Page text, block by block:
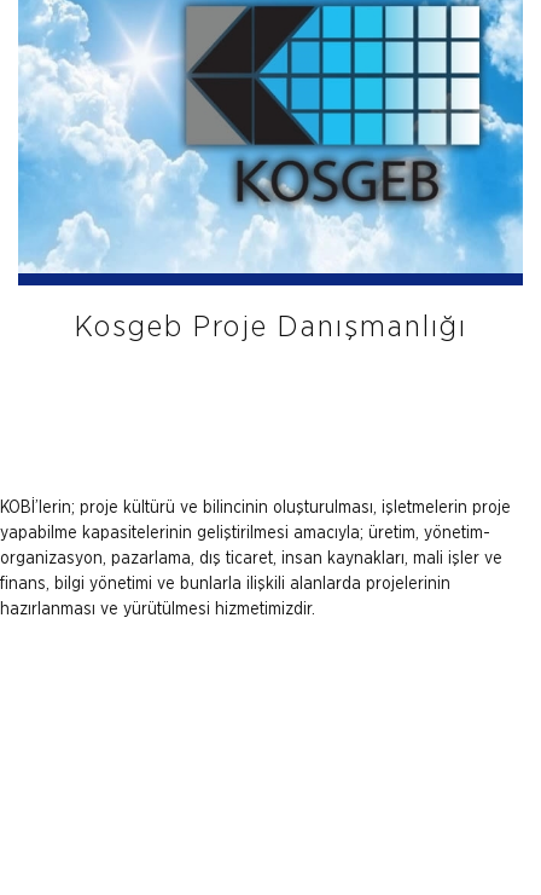
Kosgeb Proje Danışmanlığı
KOBİ’lerin; proje kültürü ve bilincinin oluşturulması, işletmelerin proje
yapabilme kapasitelerinin geliştirilmesi amacıyla; üretim, yönetim-
organizasyon, pazarlama, dış ticaret, insan kaynakları, mali işler ve
finans, bilgi yönetimi ve bunlarla ilişkili alanlarda projelerinin
hazırlanması ve yürütülmesi hizmetimizdir.